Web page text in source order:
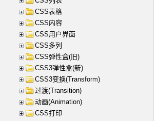
CSS表格
CSS内容
CSS用户界面
CSS多列
CSS弹性盒(旧)
CSS3弹性盒(新)
CSS3变换(Transform)
过渡(Transition)
动画(Animation)
CSS打印